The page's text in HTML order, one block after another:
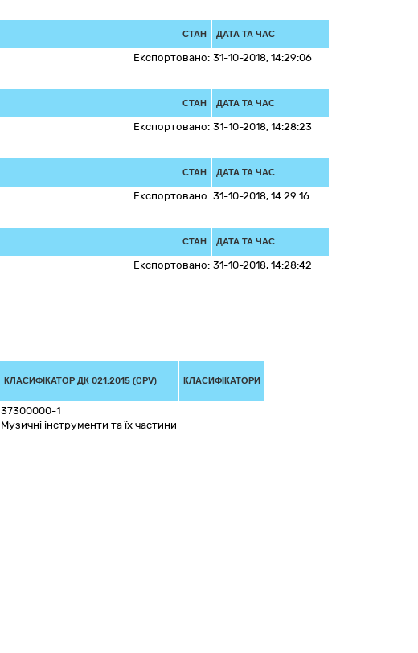
СТАН ДАТА ТА ЧАС
Експортовано: 31-10-2018, 14:29:06
СТАН ДАТА ТА ЧАС
Експортовано: 31-10-2018, 14:28:23
СТАН ДАТА ТА ЧАС
Експортовано: 31-10-2018, 14:29:16
СТАН ДАТА ТА ЧАС
Експортовано: 31-10-2018, 14:28:42
КЛАСИФІКАТОР ДК 021:2015 (CPV) КЛАСИФІКАТОРИ
37300000-1
Музичні інструменти та їх частини